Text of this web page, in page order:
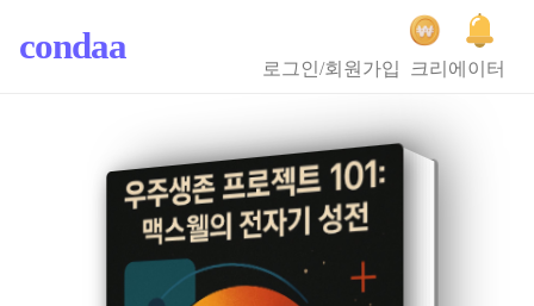
condaa
로그인/회원가입 크리에이터